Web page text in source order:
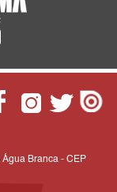
Branca - CEP